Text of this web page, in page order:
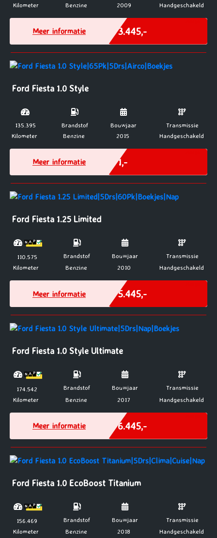
Kilometer
Benzine
2009
Handgeschakeld
Meer informatie € 3.445,-
Ford Fiesta 1.0 Style
135.395
Kilometer
Brandstof
Benzine
Bouwjaar
2015
Transmissie
Handgeschakeld
Meer informatie € 1,-
Ford Fiesta 1.25 Limited
110.575
Kilometer
Brandstof
Benzine
Bouwjaar
2010
Transmissie
Handgeschakeld
Meer informatie € 5.445,-
Ford Fiesta 1.0 Style Ultimate
174.542
Kilometer
Brandstof
Benzine
Bouwjaar
2017
Transmissie
Handgeschakeld
Meer informatie € 6.445,-
Ford Fiesta 1.0 EcoBoost Titanium
156.469
Kilometer
Brandstof
Benzine
Bouwjaar
2018
Transmissie
Handgeschakeld